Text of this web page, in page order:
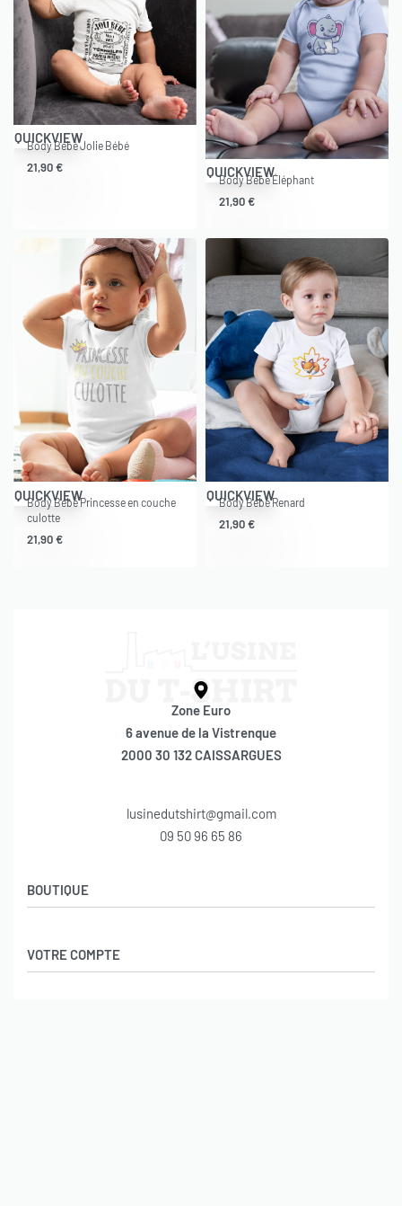
QUICKVIEW
Body Bébé Jolie Bébé
21,90€ QUICKVIEW
Body Bébé Éléphant
21,90€
QUICKVIEW
Body Bébé Princesse en couche
culotte
21,90€
QUICKVIEW
Body Bébé Renard
21,90€
Zone Euro
6 avenue de la Vistrenque
2000 30 132 CAISSARGUES
lusinedutshirt@gmail.com
09 50 96 65 86
BOUTIQUE
Conditions générales de ventes
VOTRE COMPTE